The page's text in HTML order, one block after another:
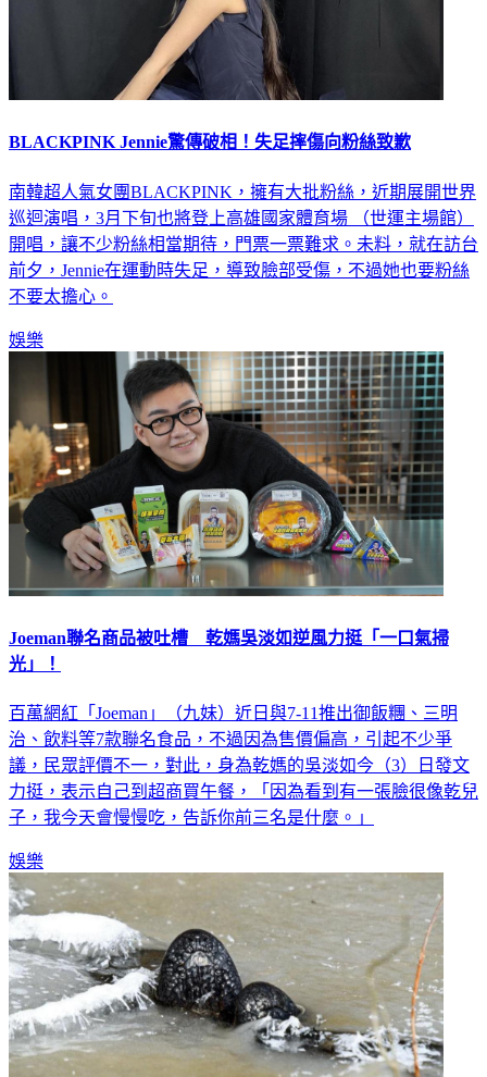
BLACKPINK Jennie驚傳破相！失足摔傷向粉絲致歉
南韓超人氣女團BLACKPINK，擁有大批粉絲，近期展開世界
巡迴演唱，3月下旬也將登上高雄國家體育場 （世運主場館）
開唱，讓不少粉絲相當期待，門票一票難求。未料，就在訪台
前夕，Jennie在運動時失足，導致臉部受傷，不過她也要粉絲
不要太擔心。
娛樂
Joeman聯名商品被吐槽 乾媽吳淡如逆風力挺「一口氣掃
光」！
百萬網紅「Joeman」（九妹）近日與7-11推出御飯糰、三明
治、飲料等7款聯名食品，不過因為售價偏高，引起不少爭
議，民眾評價不一，對此，身為乾媽的吳淡如今（3）日發文
力挺，表示自己到超商買午餐，「因為看到有一張臉很像乾兒
子，我今天會慢慢吃，告訴你前三名是什麼。」
娛樂